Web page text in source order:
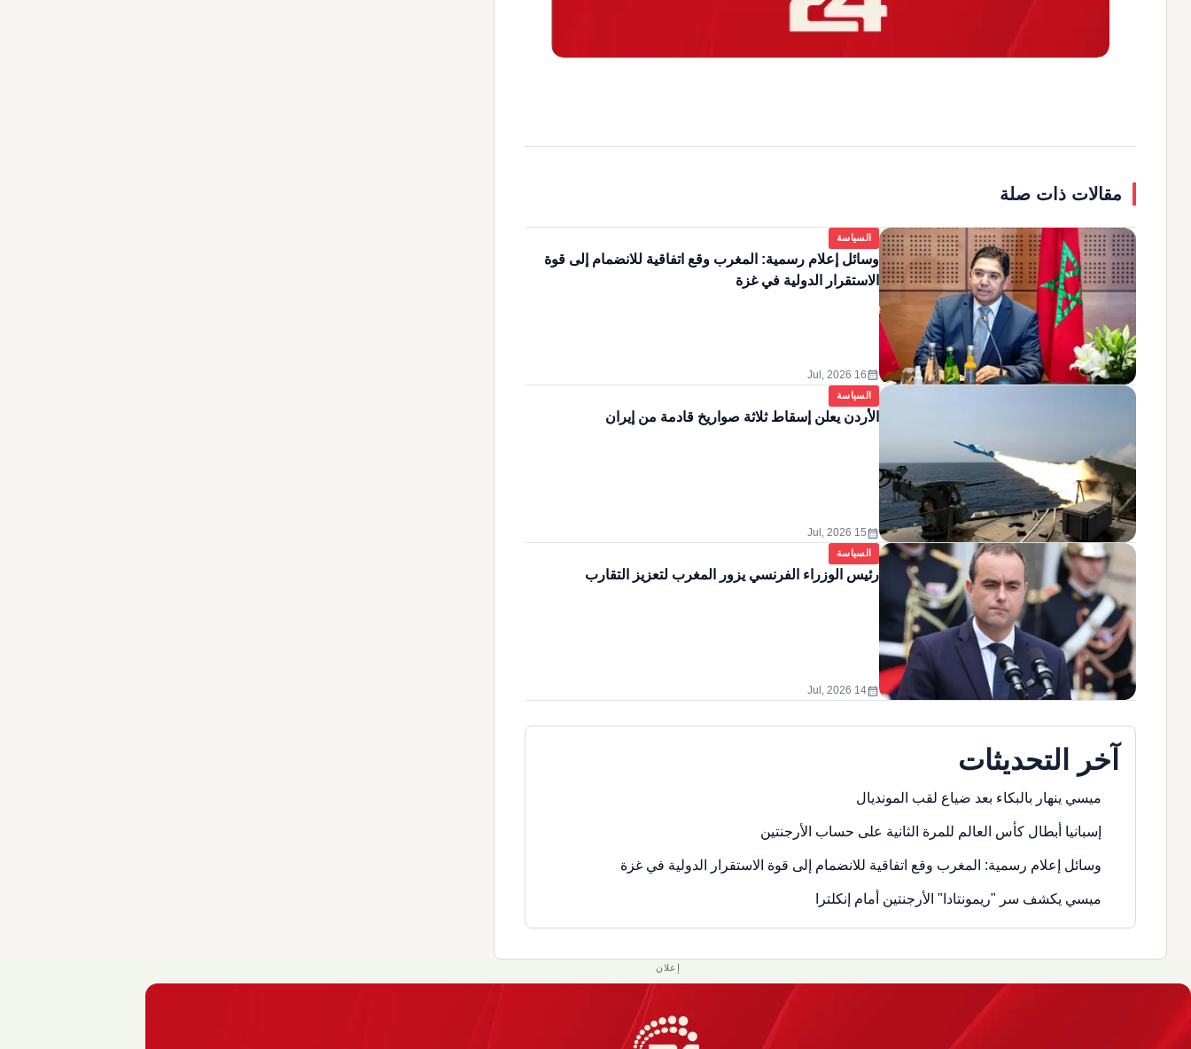
مقالات ذات صلة
السياسة
وسائل إعلام رسمية: المغرب وقع اتفاقية للانضمام إلى قوة
الاستقرار الدولية في غزة
calendar_month
16 Jul, 2026
السياسة
الأردن يعلن إسقاط ثلاثة صواريخ قادمة من إيران
calendar_month
15 Jul, 2026
السياسة
رئيس الوزراء الفرنسي يزور المغرب لتعزيز التقارب
calendar_month
14 Jul, 2026
آخر التحديثات
ميسي ينهار بالبكاء بعد ضياع لقب المونديال
إسبانيا أبطال كأس العالم للمرة الثانية على حساب الأرجنتين
وسائل إعلام رسمية: المغرب وقع اتفاقية للانضمام إلى قوة الاستقرار الدولية في غزة
ميسي يكشف سر "ريمونتادا" الأرجنتين أمام إنكلترا
إعلان